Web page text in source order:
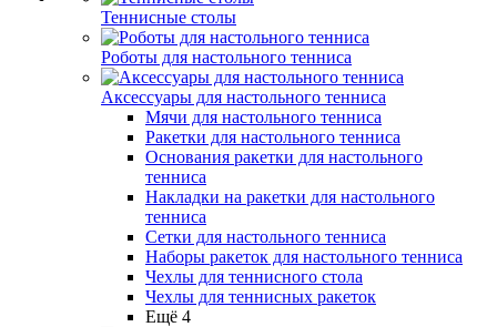
Теннисные столы
Роботы для настольного тенниса
Аксессуары для настольного тенниса
Мячи для настольного тенниса
Ракетки для настольного тенниса
Основания ракетки для настольного
тенниса
Накладки на ракетки для настольного
тенниса
Сетки для настольного тенниса
Наборы ракеток для настольного тенниса
Чехлы для теннисного стола
Чехлы для теннисных ракеток
Ещё 4